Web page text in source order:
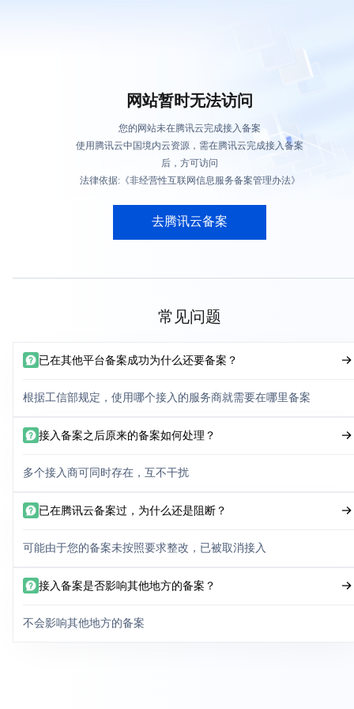
网站暂时无法访问
您的网站未在腾讯云完成接入备案
使用腾讯云中国境内云资源，需在腾讯云完成接入备案
后，方可访问
法律依据:《非经营性互联网信息服务备案管理办法》
去腾讯云备案
常见问题
已在其他平台备案成功为什么还要备案？
根据工信部规定，使用哪个接入的服务商就需要在哪里备案
接入备案之后原来的备案如何处理？
多个接入商可同时存在，互不干扰
已在腾讯云备案过，为什么还是阻断？
可能由于您的备案未按照要求整改，已被取消接入
接入备案是否影响其他地方的备案？
不会影响其他地方的备案